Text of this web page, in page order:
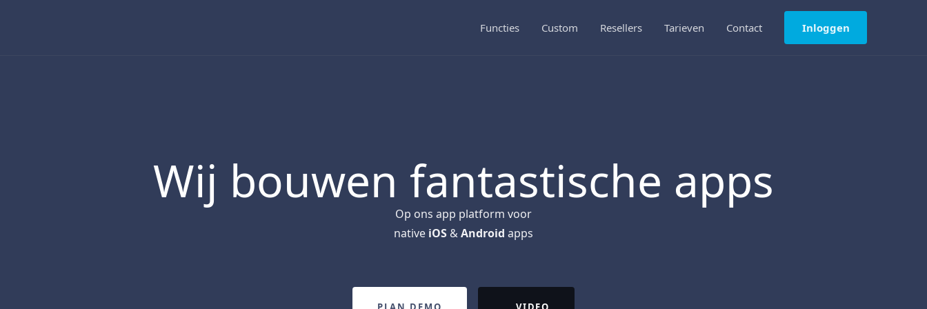
Inloggen
Functies Custom Resellers Tarieven Contact
Wij bouwen fantastische apps
Op ons app platform voor
native iOS &Android apps